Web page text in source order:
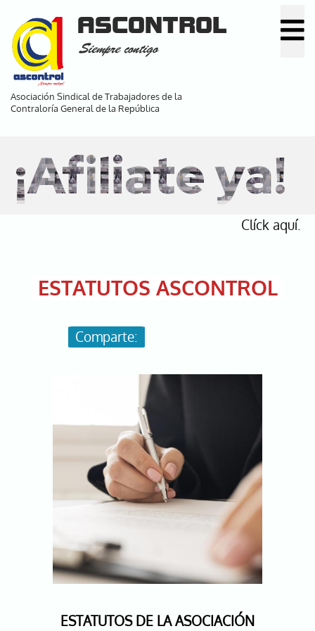
contenido
principal
ASCONTROL
Siempre contigo
Asociación Sindical de Trabajadores de la
Contraloría General de la República
¡Afiliate ya!
Clíck aquí.
ESTATUTOS ASCONTROL
ESTATUTOS DE LA ASOCIACIÓN